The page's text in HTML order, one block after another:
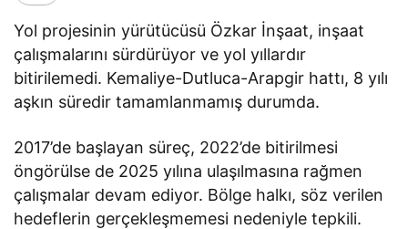
Yol projesinin yürütücüsü Özkar İnşaat, inşaat
çalışmalarını sürdürüyor ve yol yıllardır
bitirilemedi. Kemaliye-Dutluca-Arapgir hattı, 8 yılı
aşkın süredir tamamlanmamış durumda.
2017’de başlayan süreç, 2022’de bitirilmesi
öngörülse de 2025 yılına ulaşılmasına rağmen
çalışmalar devam ediyor. Bölge halkı, söz verilen
hedeflerin gerçekleşmemesi nedeniyle tepkili.